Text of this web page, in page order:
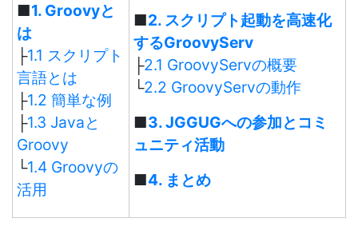
■1. Groovyと
は
├1.1 スクリプト
言語とは
├1.2 簡単な例
├1.3 Javaと
Groovy
└1.4 Groovyの
活用
■2. スクリプト起動を高速化
するGroovyServ
├2.1 GroovyServの概要
└2.2 GroovyServの動作
■3. JGGUGへの参加とコミ
ュニティ活動
■4. まとめ